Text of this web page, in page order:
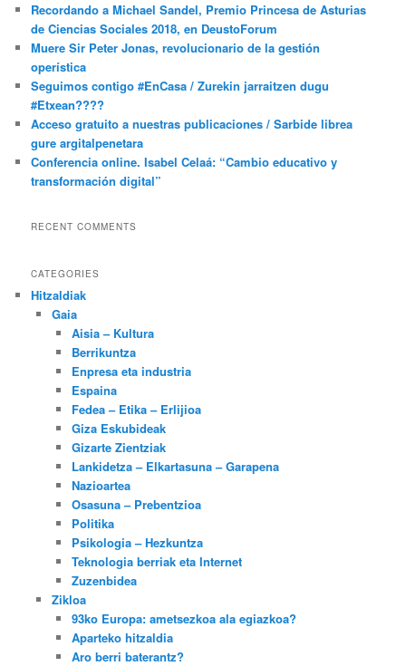
Recordando a Michael Sandel, Premio Princesa de Asturias
de Ciencias Sociales 2018, en DeustoForum
Muere Sir Peter Jonas, revolucionario de la gestión
operística
Seguimos contigo #EnCasa / Zurekin jarraitzen dugu
#Etxean????
Acceso gratuito a nuestras publicaciones / Sarbide librea
gure argitalpenetara
Conferencia online. Isabel Celaá: “Cambio educativo y
transformación digital”
RECENT COMMENTS
CATEGORIES
Hitzaldiak
Gaia
Aisia – Kultura
Berrikuntza
Enpresa eta industria
Espaina
Fedea – Etika – Erlijioa
Giza Eskubideak
Gizarte Zientziak
Lankidetza – Elkartasuna – Garapena
Nazioartea
Osasuna – Prebentzioa
Politika
Psikologia – Hezkuntza
Teknologia berriak eta Internet
Zuzenbidea
Zikloa
93ko Europa: ametsezkoa ala egiazkoa?
Aparteko hitzaldia
Aro berri baterantz?